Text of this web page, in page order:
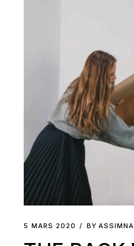
5 MARS 2020 BY